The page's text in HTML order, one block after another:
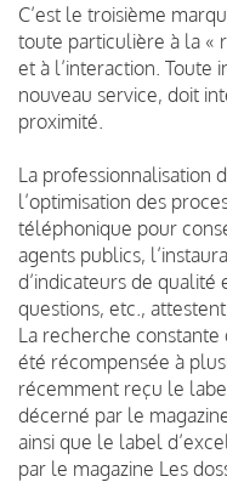
C’est le troisième
toute particulière à la «
et à l’interaction. Toute
nouveau service, doit
proximité.
La professionnalisation
l’optimisation des
téléphonique pour
agents publics,
d’indicateurs de
questions, etc.,
La recherche
été récompensée à
récemment reçu le
décerné par le
ainsi que le label
par le magazine Les